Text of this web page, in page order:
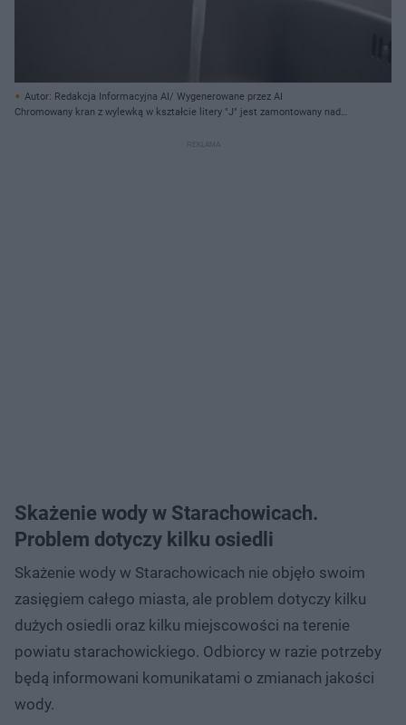
Autor: Redakcja Informacyjna AI/ Wygenerowane przez AI
Chromowany kran z wylewką w kształcie litery "J" jest zamontowany nad
wody, który pionowo opada do zlewu. Dźwignia kranu, także chromowana, jest
Skażenie wody w Starachowicach.
Problem dotyczy kilku osiedli
Skażenie wody w Starachowicach nie objęło swoim
zasięgiem całego miasta, ale problem dotyczy kilku
dużych osiedli oraz kilku miejscowości na terenie
powiatu starachowickiego. Odbiorcy w razie potrzeby
będą informowani komunikatami o zmianach jakości
wody.